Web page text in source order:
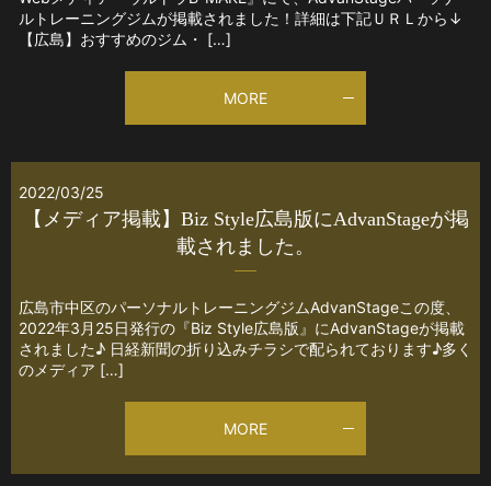
ルトレーニングジムが掲載されました！詳細は下記ＵＲＬから↓
【広島】おすすめのジム・ […]
MORE
2022/03/25
【メディア掲載】Biz Style広島版にAdvanStageが掲
載されました。
広島市中区のパーソナルトレーニングジムAdvanStageこの度、
2022年3月25日発行の『Biz Style広島版』にAdvanStageが掲載
されました♪ 日経新聞の折り込みチラシで配られております♪多く
のメディア […]
MORE